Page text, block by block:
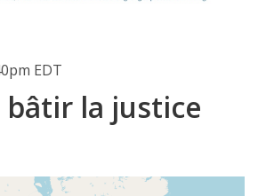
EDT
bâtir la justice